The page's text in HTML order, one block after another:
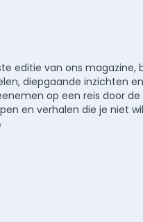
editie van ons magazine,
diepgaande inzichten
op een reis door
en verhalen die je niet